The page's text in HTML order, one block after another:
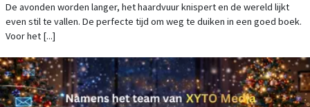
De avonden worden langer, het haardvuur knispert en de wereld lijkt
even stil te vallen. De perfecte tijd om weg te duiken in een goed boek.
Voor het [...]